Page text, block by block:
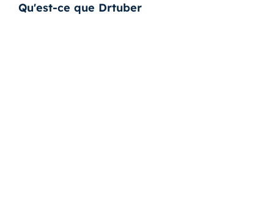
Qu'est-ce que Drtuber